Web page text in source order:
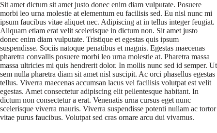
Sit amet dictum sit amet justo donec enim diam vulputate. Posuere
morbi leo urna molestie at elementum eu facilisis sed. Eu nisl nunc mi
ipsum faucibus vitae aliquet nec. Adipiscing at in tellus integer feugiat.
Aliquam etiam erat velit scelerisque in dictum non. Sit amet justo
donec enim diam vulputate. Tristique et egestas quis ipsum
suspendisse. Sociis natoque penatibus et magnis. Egestas maecenas
pharetra convallis posuere morbi leo urna molestie at. Pharetra massa
massa ultricies mi quis hendrerit dolor. In mollis nunc sed id semper. Ut
sem nulla pharetra diam sit amet nisl suscipit. Ac orci phasellus egestas
tellus. Viverra maecenas accumsan lacus vel facilisis volutpat est velit
egestas. Amet consectetur adipiscing elit pellentesque habitant. In
dictum non consectetur a erat. Venenatis urna cursus eget nunc
scelerisque viverra mauris. Viverra suspendisse potenti nullam ac tortor
vitae purus faucibus. Volutpat sed cras ornare arcu dui vivamus.